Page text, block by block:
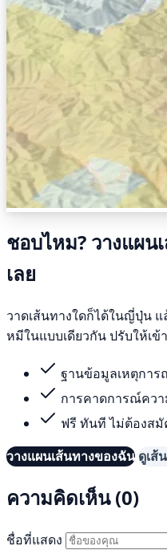
ชอบไหม? วางแผน
เลย
วาดเส้นทางใดก็ได้ในญี่ปุ่น
หมีในแบบเดียวกัน ปรับให้เ
ฐานข้อมูลเหตุการ
การคาดการณ์ควา
ฟรี ทันที ไม่ต้องสมั
วางแผนเส้นทางของฉัน ดูเส้
ความคิดเห็น (0)
ชื่อที่แสดง